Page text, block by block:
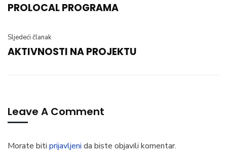
PROLOCAL PROGRAMA
Sljedeći članak
AKTIVNOSTI NA PROJEKTU
Leave A Comment
Morate biti prijavljeni da biste objavili komentar.